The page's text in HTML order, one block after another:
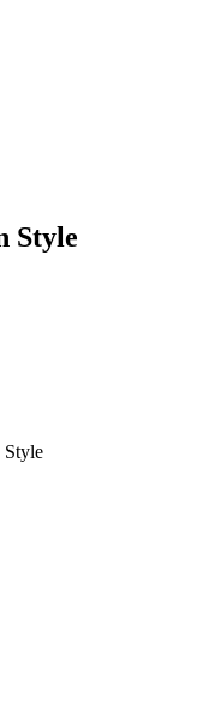
Style
Style